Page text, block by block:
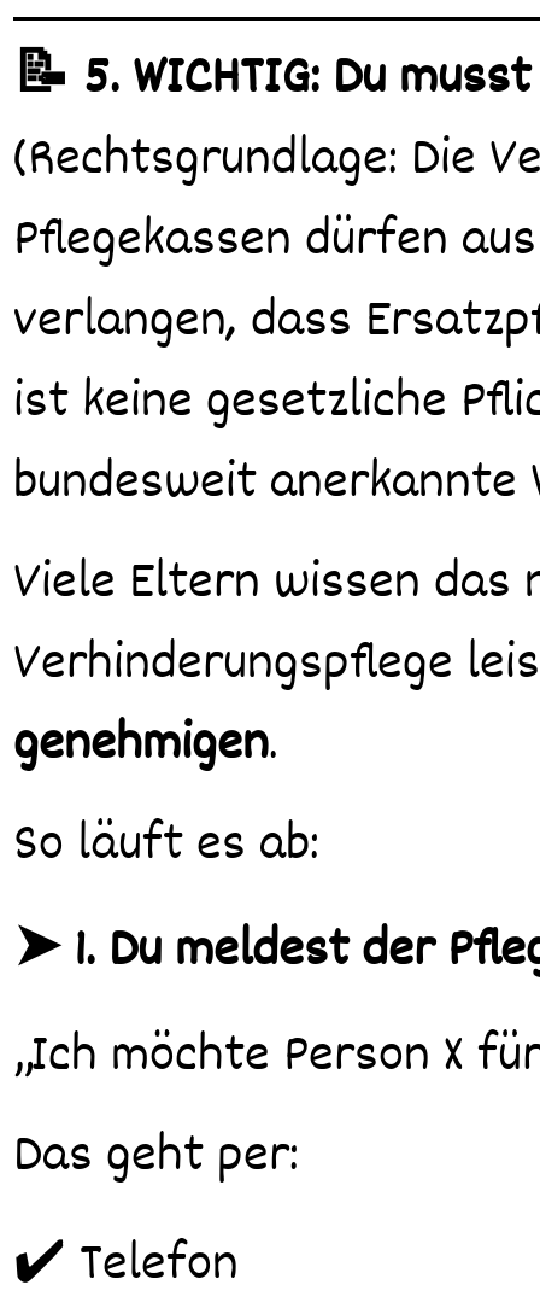
📝 5. WICHTIG: Du
(Rechtsgrundlage: Die
Pflegekassen dürfen
verlangen, dass
ist keine gesetzliche
bundesweit
Viele Eltern wissen
Verhinderungspflege
genehmigen.
So läuft es ab:
➤ 1. Du meldest der
„Ich möchte Person X
Das geht per:
✔️ Telefon